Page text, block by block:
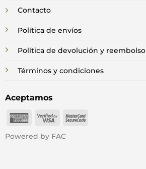
Contacto
Política de envíos
Política de devolución y reembolso
Términos y condiciones
Aceptamos
American
Visa
MasterCard
Powered by FAC